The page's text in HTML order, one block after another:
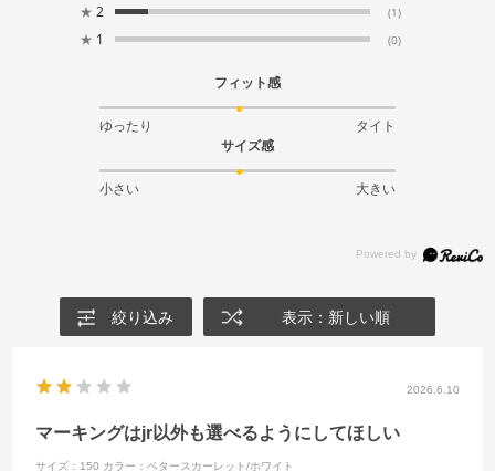
★ 2 (1)
★ 1 (0)
フィット感
ゆったり
タイト
サイズ感
小さい 大きい
絞り込み 表示：新しい順
2026.6.10
マーキングはjr以外も選べるようにしてほしい
サイズ：150 カラー：ベタースカーレット/ホワイト